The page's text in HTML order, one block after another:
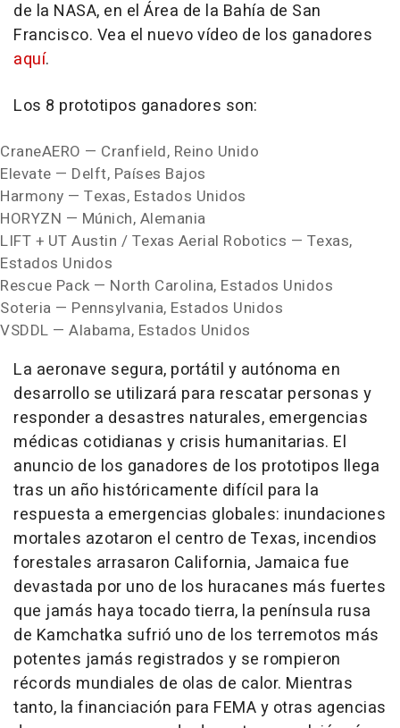
de la NASA, en el Área de la Bahía de San
Francisco. Vea el nuevo vídeo de los ganadores
aquí.
Los 8 prototipos ganadores son:
CraneAERO — Cranfield, Reino Unido
Elevate — Delft, Países Bajos
Harmony — Texas, Estados Unidos
HORYZN — Múnich, Alemania
LIFT + UT Austin / Texas Aerial Robotics — Texas,
Estados Unidos
Rescue Pack — North Carolina, Estados Unidos
Soteria — Pennsylvania, Estados Unidos
VSDDL — Alabama, Estados Unidos
La aeronave segura, portátil y autónoma en
desarrollo se utilizará para rescatar personas y
responder a desastres naturales, emergencias
médicas cotidianas y crisis humanitarias. El
anuncio de los ganadores de los prototipos llega
tras un año históricamente difícil para la
respuesta a emergencias globales: inundaciones
mortales azotaron el centro de Texas, incendios
forestales arrasaron California, Jamaica fue
devastada por uno de los huracanes más fuertes
que jamás haya tocado tierra, la península rusa
de Kamchatka sufrió uno de los terremotos más
potentes jamás registrados y se rompieron
récords mundiales de olas de calor. Mientras
tanto, la financiación para FEMA y otras agencias